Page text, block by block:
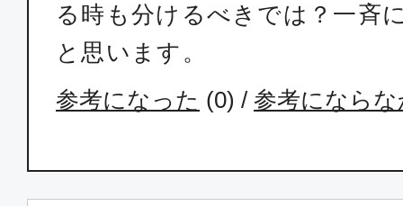
る時も分けるべきでは？一斉
と思います。
参考になった (0) / 参考になら